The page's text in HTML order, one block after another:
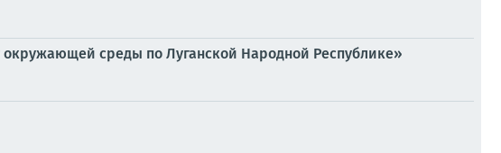
среды по Луганской Народной Республике»